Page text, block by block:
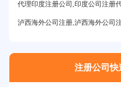
31分钟前用户提问： 在迪拜注
32分钟前用户提问：注册美国
37分钟前用户提问：在美国注
代理印度注册公司,印度公司注册
泸西海外公司注册,泸西海外公司
注册公司快